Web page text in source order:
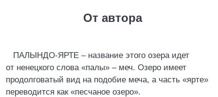
От автора
ПАЛЫНДО-ЯРТЕ – название этого озера идет
от ненецкого слова «палы» – меч. Озеро имеет
продолговатый вид на подобие меча, а часть «ярте»
переводится как «песчаное озеро».